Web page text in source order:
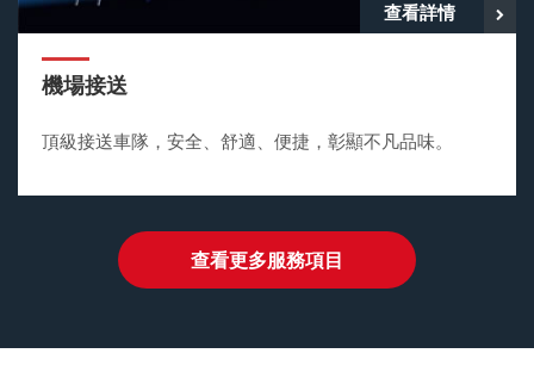
查看詳情
機場接送
頂級接送車隊，安全、舒適、便捷，彰顯不凡品味。
查看更多服務項目